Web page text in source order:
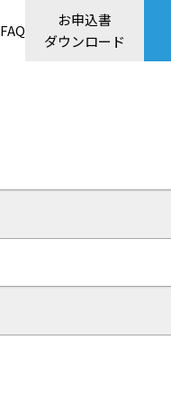
FAQ
お申込書
ダウンロード